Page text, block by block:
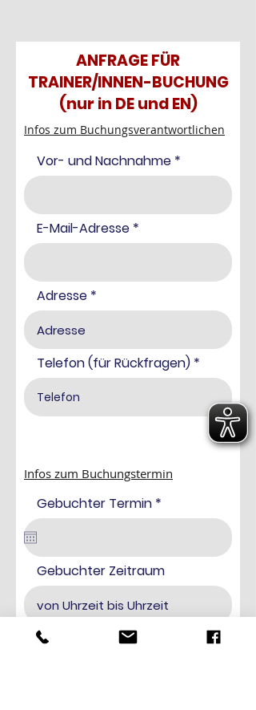
ANFRAGE FÜR
TRAINER/INNEN-BUCHUNG
(nur in DE und EN)
Infos zum Buchungsverantwortlichen
Vor- und Nachnahme
E-Mail-Adresse
Adresse
Telefon (für Rückfragen)
Infos zum Buchungstermin
Gebuchter Termin *
e
i
r
e
Gebuchter Zeitraum
Anzahl Geburtstagskinder